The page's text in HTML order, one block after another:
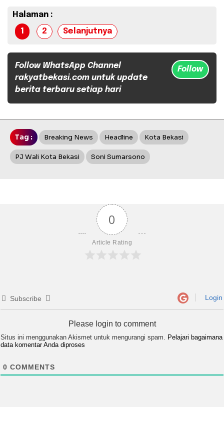
Halaman :
1
2 Selanjutnya
Follow WhatsApp Channel
rakyatbekasi.com untuk update
berita terbaru setiap hari
Follow
Tag : Breaking News Headline Kota Bekasi
PJ Wali Kota Bekasi Soni Sumarsono
0
Article Rating
Subscribe Login
Please login to comment
Situs ini menggunakan Akismet untuk mengurangi spam. Pelajari bagaimana
data komentar Anda diproses
0 COMMENTS